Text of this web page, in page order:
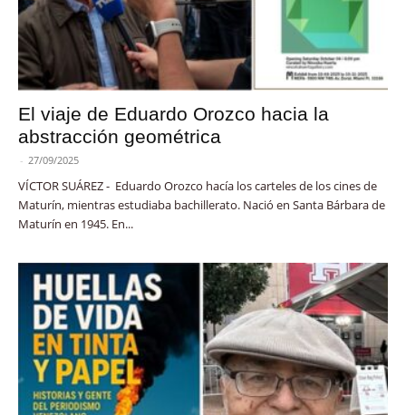
El viaje de Eduardo Orozco hacia la
abstracción geométrica
- 27/09/2025
VÍCTOR SUÁREZ - Eduardo Orozco hacía los carteles de los cines de
Maturín, mientras estudiaba bachillerato. Nació en Santa Bárbara de
Maturín en 1945. En...